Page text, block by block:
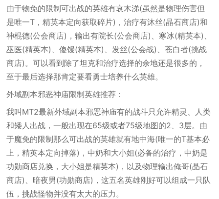
由于物免的限制可出战的英雄有哀木涕(虽然是物理伤害但
是唯一T，精英本定向获取碎片)，治疗有沐丝(晶石商店)和
神棍德(公会商店)，输出有院长(公会商店)、寒冰(精英本)、
巫医(精英本)、傻馒(精英本)、发丝(公会战)、苍白者(挑战
商店)。可以看到除了坦克和治疗选择的余地还是很多的，
至于最后选择那肯定要看勇士培养什么英雄。
外域副本邪恶神庙限制英雄推荐：
我叫MT2最新外域副本邪恶神庙有的战斗只允许精灵、人类
和矮人出战，一般出现在65级或者75级地图的2、3层。由
于魔免的限制那么可出战的英雄就有地中海(唯一的T基本必
上，精英本定向掉落)，中奶和大小姐(必备的治疗，中奶是
功勋商店兑换，大小姐是精英本)，以及物理输出俺哥(晶石
商店)、暗夜男(功勋商店)，这五名英雄刚好可以组成一只队
伍，挑战怪物并没有太大的压力。